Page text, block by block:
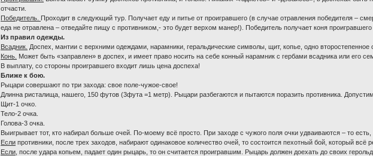
отчасти.
Победитель. Проходит в следующий тур. Получает еду и питье от проигравшего (в случае отравления победителя –
еда не отравлена – отведайте пищу с противником,- это будет верхом манер!). Победитель получает коня
Из правил одежды.
Всадник. Доспех, мантии с верхними одеждами, нарамники, геральдические символы, щит, копье, одно
Конь. Может быть «заправлен» в доспех, и имеет право носить на себе конный нарамник с гербами всадника или его
В выплату, со стороны проигравшего входит лишь цена доспеха!
Ближе к бою.
Рыцари совершают по три захода: свое поле-чужое-свое!
Длинна ристалища, нашего, 150 футов (3фута =1 метр). Рыцари разбегаются и пытаются поразить противника.
Щит-1 очко.
Тело-2 очка.
Голова-3 очка.
Выигрывает тот, кто набирал больше очей. По-моему всё просто. При заходе с чужого поля очки удваиваются – то
Если противники, после трех заходов, набирают одинаковое количество очей, то состоится пехотный бой, который всё
Если , после удара копьем, падает один рыцарь, то он считается проигравшим. Рыцарь должен доехать до своих